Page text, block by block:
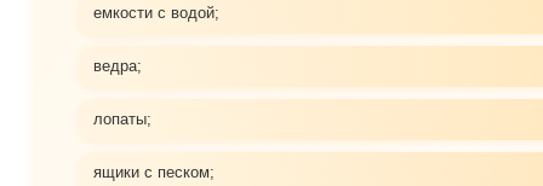
емкости с водой;
ведра;
лопаты;
ящики с песком;